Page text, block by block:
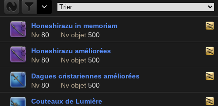
Honeshirazu in memoriam
Nv 80 Nv objet 500
Honeshirazu améliorées
Nv 80 Nv objet 500
Dagues cristariennes améliorées
Nv 80 Nv objet 500
Couteaux de Lumière